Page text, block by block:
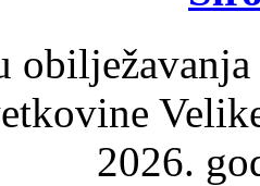
2026.